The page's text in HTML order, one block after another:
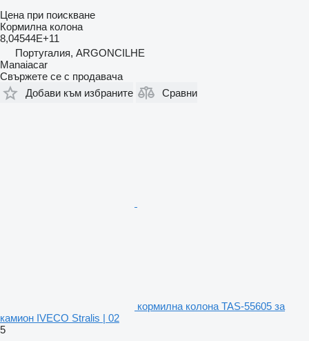
Цена при поискване
Кормилна колона
8,04544E+11
Португалия, ARGONCILHE
Manaiacar
Свържете се с продавача
Добави към избраните
Сравни
кормилна колона TAS-55605 за
камион IVECO Stralis | 02
5